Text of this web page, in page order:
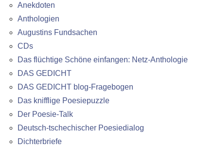
Anekdoten
Anthologien
Augustins Fundsachen
CDs
Das flüchtige Schöne einfangen: Netz-Anthologie
DAS GEDICHT
DAS GEDICHT blog-Fragebogen
Das knifflige Poesiepuzzle
Der Poesie-Talk
Deutsch-tschechischer Poesiedialog
Dichterbriefe